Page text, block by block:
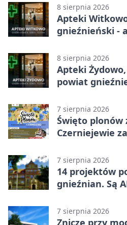
8 sierpnia 2026
Apteki
gnieźnieński -
8 sierpnia 2026
Apteki
powiat
7 sierpnia 2026
Święto plonów
Czerniejewie
7 sierpnia 2026
14 projektów
gnieźnian. Są
7 sierpnia 2026
Znicze przy